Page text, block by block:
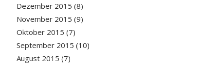
Dezember 2015 (8)
November 2015 (9)
Oktober 2015 (7)
September 2015 (10)
August 2015 (7)